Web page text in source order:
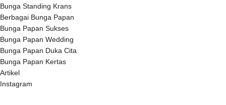
Bunga Standing Krans
Berbagai Bunga Papan
Bunga Papan Sukses
Bunga Papan Wedding
Bunga Papan Duka Cita
Bunga Papan Kertas
Artikel
Instagram